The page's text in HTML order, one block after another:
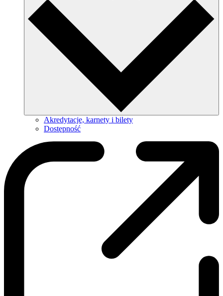
Akredytacje, karnety i bilety
Dostępność